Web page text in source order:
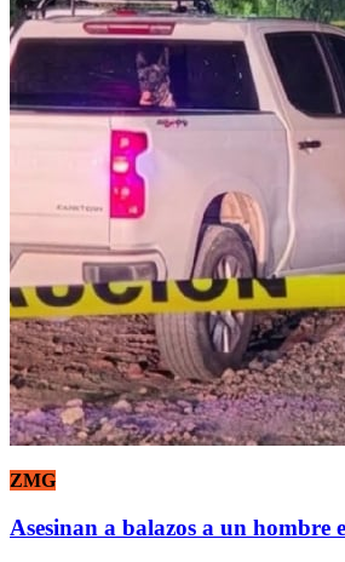
ZMG
Asesinan a balazos a un hombre